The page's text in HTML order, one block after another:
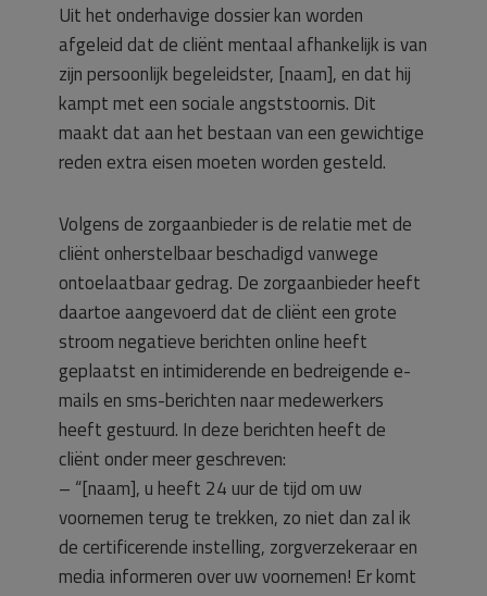
Uit het onderhavige dossier kan worden
afgeleid dat de cliënt mentaal afhankelijk is van
zijn persoonlijk begeleidster, [naam], en dat hij
kampt met een sociale angststoornis. Dit
maakt dat aan het bestaan van een gewichtige
reden extra eisen moeten worden gesteld.
Volgens de zorgaanbieder is de relatie met de
cliënt onherstelbaar beschadigd vanwege
ontoelaatbaar gedrag. De zorgaanbieder heeft
daartoe aangevoerd dat de cliënt een grote
stroom negatieve berichten online heeft
geplaatst en intimiderende en bedreigende e-
mails en sms-berichten naar medewerkers
heeft gestuurd. In deze berichten heeft de
cliënt onder meer geschreven:
– “[naam], u heeft 24 uur de tijd om uw
voornemen terug te trekken, zo niet dan zal ik
de certificerende instelling, zorgverzekeraar en
media informeren over uw voornemen! Er komt